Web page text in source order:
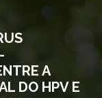
A
DO HPV E